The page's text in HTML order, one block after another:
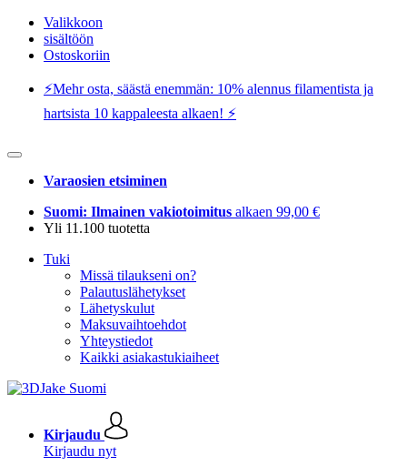
Valikkoon
sisältöön
Ostoskoriin
⚡️Mehr osta, säästä enemmän: 10% alennus filamentista ja
hartsista 10 kappaleesta alkaen! ⚡️
Varaosien etsiminen
Suomi: Ilmainen vakiotoimitus alkaen 99,00 €
Yli 11.100 tuotetta
Tuki
Missä tilaukseni on?
Palautuslähetykset
Lähetyskulut
Maksuvaihtoehdot
Yhteystiedot
Kaikki asiakastukiaiheet
Kirjaudu
Kirjaudu nyt